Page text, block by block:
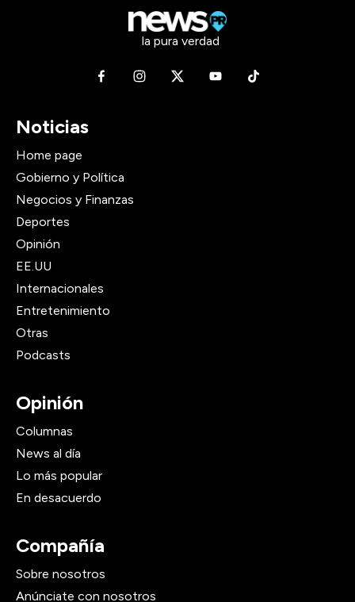
la pura verdad
Noticias
Home page
Gobierno y Política
Negocios y Finanzas
Deportes
Opinión
EE.UU
Internacionales
Entretenimiento
Otras
Podcasts
Opinión
Columnas
News al día
Lo más popular
En desacuerdo
Compañía
Sobre nosotros
Anúnciate con nosotros